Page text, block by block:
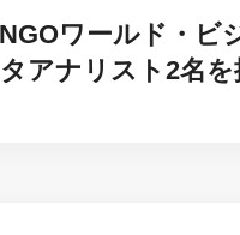
ワールド・ビ
アナリスト2名を